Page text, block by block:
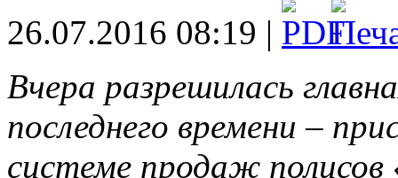
26.07.2016 08:19 |
Вчера разрешилась
последнего времени –
системе продаж